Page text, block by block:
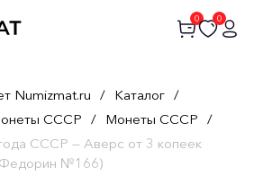
0 0
Numizmat.ru / Каталог /
СССР / Монеты СССР /
СССР — Аверс от 3 копеек
№166)